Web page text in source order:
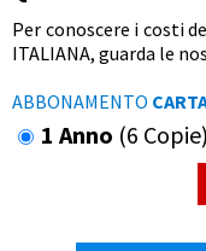
Per conoscere i costi
ITALIANA, guarda le
ABBONAMENTO
1 Anno (6 Copie)